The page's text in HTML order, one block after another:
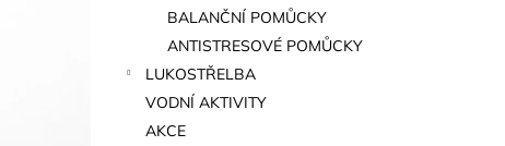
BALANČNÍ POMŮCKY
ANTISTRESOVÉ POMŮCKY
LUKOSTŘELBA
VODNÍ AKTIVITY
AKCE